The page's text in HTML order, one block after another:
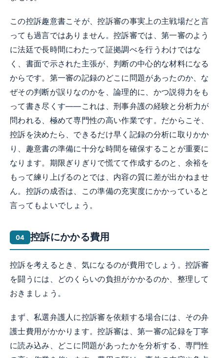
この控訴趣意書こそが、控訴審の事実上の主戦場だと言
っても過言ではありません。控訴審では、第一審のよう
に法廷で長時間にわたって証拠調べを行うわけではな
く、書面で示された主張が、判断の中心的な材料になる
からです。第一審の記録のどこに問題があったのか、な
ぜその判断が誤りなのかを、論理的に、かつ説得力をも
って書き尽くす——これは、刑事弁護の経験と分析力が
問われる、極めて専門性の高い作業です。だからこそ、
控訴を決めたら、できるだけ早く記録の分析に取りかか
り、趣意書の準備に十分な時間を確保することが重要に
なります。期限ぎりぎりで慌てて作成するのと、余裕を
もって練り上げるのとでは、内容の質に差が出かねませ
ん。控訴の成否は、この準備の充実度にかかっていると
言ってもよいでしょう。
控訴にかかる費用
控訴を考えるとき、気になるのが費用でしょう。控訴審
を闘うには、どのくらいの負担がかかるのか、整理して
おきましょう。
まず、私選弁護人に控訴審を依頼する場合には、その弁
護士費用がかかります。控訴審は、第一審の記録を丁寧
に読み込み、どこに問題があったかを分析する、専門性